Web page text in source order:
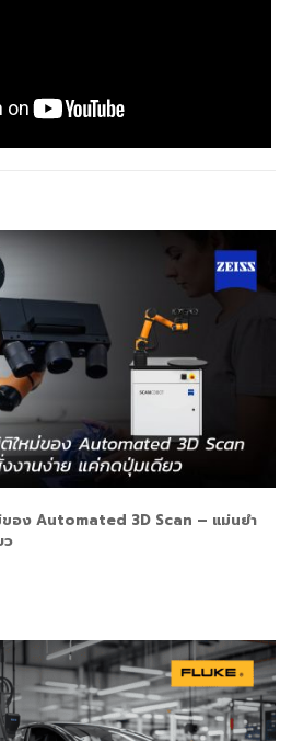
ของ Automated 3D Scan – แม่นยำ
ว